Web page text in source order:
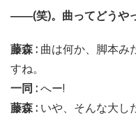
――(笑)。曲ってどうや
藤森 : 曲は何か、脚本み
すね。
一同 :へー!
藤森 : いや、そんな大し